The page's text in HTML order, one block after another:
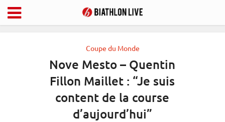
Coupe du Monde
Nove Mesto – Quentin
Fillon Maillet : “Je suis
content de la course
d’aujourd’hui”